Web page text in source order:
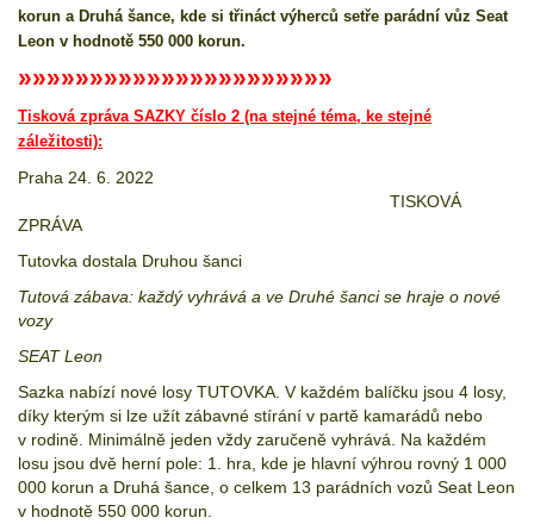
korun a Druhá šance, kde si třináct výherců setře parádní vůz Seat
Leon v hodnotě 550 000 korun.
»»»»»»»»»»»»»»»»»»»»»»
Tisková zpráva SAZKY číslo 2 (na stejné téma, ke stejné
záležitosti):
Praha 24. 6. 2022
TISKOVÁ
ZPRÁVA
Tutovka dostala Druhou šanci
Tutová zábava: každý vyhrává a ve Druhé šanci se hraje o nové
vozy
SEAT Leon
Sazka nabízí nové losy TUTOVKA. V každém balíčku jsou 4 losy,
díky kterým si lze užít zábavné stírání v partě kamarádů nebo
v rodině. Minimálně jeden vždy zaručeně vyhrává. Na každém
losu jsou dvě herní pole: 1. hra, kde je hlavní výhrou rovný 1 000
000 korun a Druhá šance, o celkem 13 parádních vozů Seat Leon
v hodnotě 550 000 korun.